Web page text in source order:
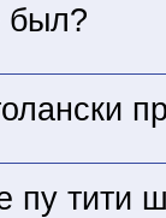
был?
пу тити